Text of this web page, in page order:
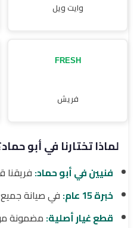
وايت ويل
فريش
لماذا تختارنا في أبو
فنيين في أبو حماد:
خبرة 15 عام:
في صيانة جميع
قطع غيار أصلية: مضمونة